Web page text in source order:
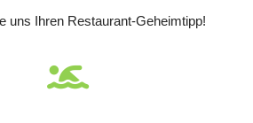
uns Ihren Restaurant-Geheimtipp!